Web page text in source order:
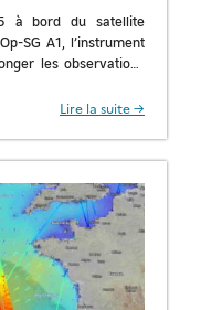
à bord du satellite
SG A1, l’instrument
les observations
Lire la suite →